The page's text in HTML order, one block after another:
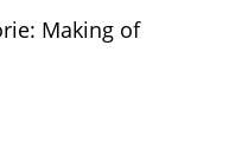
Making of